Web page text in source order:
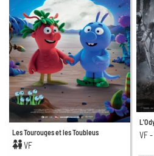
Les Tourouges et les Toubleus
VF
VF -